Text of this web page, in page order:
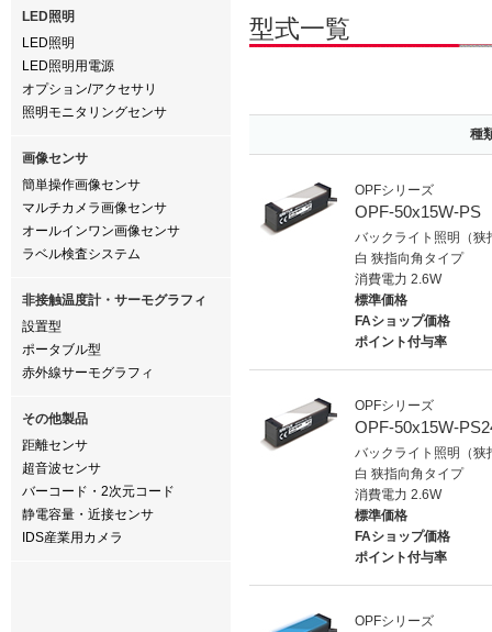
LED照明
LED照明
LED照明用電源
オプション/アクセサリ
照明モニタリングセンサ
画像センサ
簡単操作画像センサ
マルチカメラ画像センサ
オールインワン画像センサ
ラベル検査システム
非接触温度計・サーモグラフィ
設置型
ポータブル型
赤外線サーモグラフィ
その他製品
距離センサ
超音波センサ
バーコード・2次元コード
静電容量・近接センサ
IDS産業用カメラ
型式一覧
種
OPFシリーズ
OPF-50x15W-PS
バックライト照明（
白 狭指向角タイプ
消費電力 2.6W
標準価格
FAショップ価格
ポイント付与率
OPFシリーズ
OPF-50x15W-
バックライト照明（
白 狭指向角タイプ
消費電力 2.6W
標準価格
FAショップ価格
ポイント付与率
OPFシリーズ